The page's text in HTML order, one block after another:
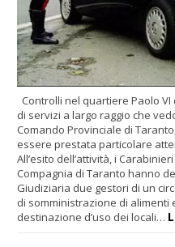
Controlli nel quartiere Paolo
di servizi a largo raggio che
Comando Provinciale di
essere prestata particolare
All’esito dell’attività, i
Compagnia di Taranto hanno
Giudiziaria due gestori di un
di somministrazione di alimenti
destinazione d’uso dei locali…